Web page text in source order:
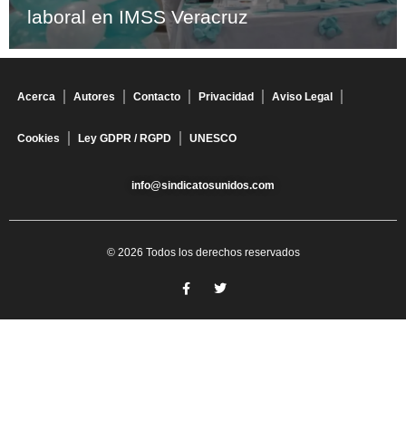
laboral en IMSS Veracruz
Acerca Autores Contacto Privacidad Aviso Legal
Cookies Ley GDPR / RGPD UNESCO
info@sindicatosunidos.com
© 2026 Todos los derechos reservados